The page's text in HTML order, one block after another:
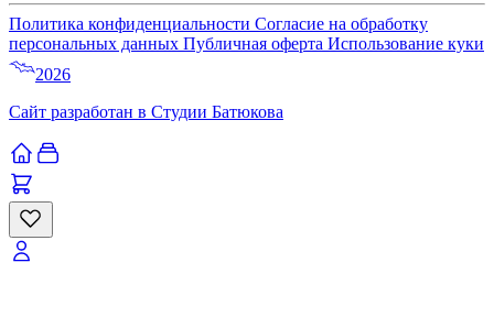
Политика конфиденциальности Согласие на обработку
персональных данных Публичная оферта Использование куки
2026
Сайт разработан в Студии Батюкова